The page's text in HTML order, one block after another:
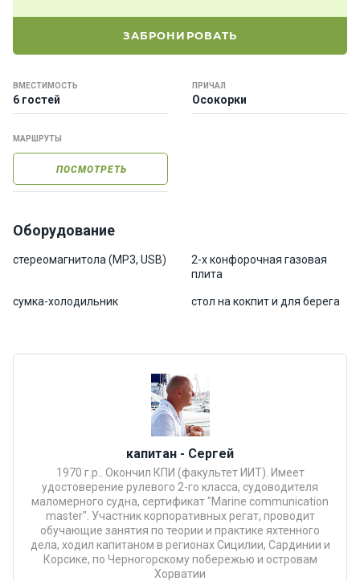
ЗАБРОНИРОВАТЬ
ВМЕСТИМОСТЬ
6 гостей
ПРИЧАЛ
Осокорки
МАРШРУТЫ
ПОСМОТРЕТЬ
Оборудование
стереомагнитола (MP3, USB)
2-х конфорочная газовая
плита
сумка-холодильник стол на кокпит и для берега
капитан - Сергей
1970 г.р.. Окончил КПИ (факультет ИИТ). Имеет
удостоверение рулевого 2-го класса, судоводителя
маломерного судна, сертификат "Marine communication
master". Участник корпоративных регат, проводит
обучающие занятия по теории и практике яхтенного
дела, ходил капитаном в регионах Сицилии, Сардинии и
Корсике, по Черногорскому побережью и островам
Хорватии
т
е
р
О нас
Програ
Развле
чения
Речные
прогулк